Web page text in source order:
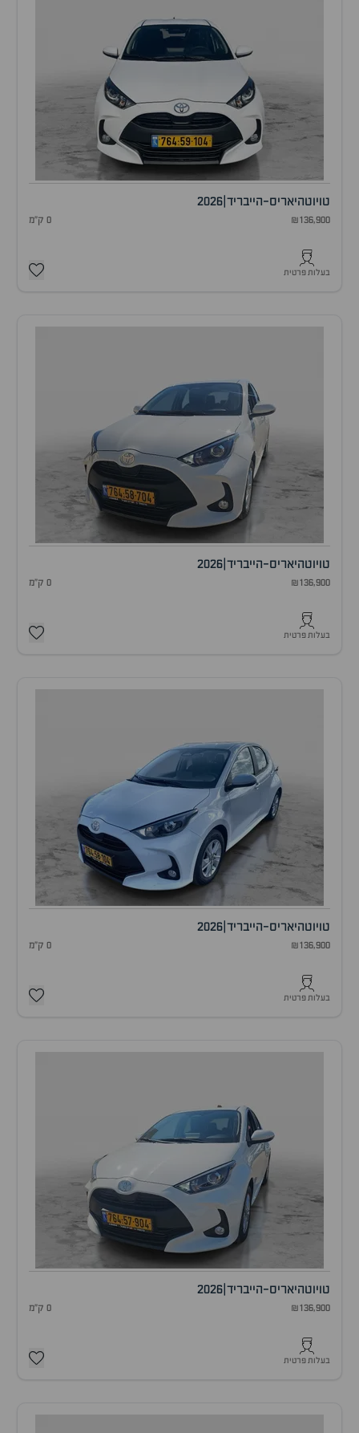
טויוטהיאריס-הייבריד 2026
₪136,900 0 ק"מ
בעלות פרטית
טויוטהיאריס-הייבריד 2026
₪136,900 0 ק"מ
בעלות פרטית
טויוטהיאריס-הייבריד 2026
₪136,900 0 ק"מ
בעלות פרטית
טויוטהיאריס-הייבריד 2026
₪136,900 0 ק"מ
בעלות פרטית